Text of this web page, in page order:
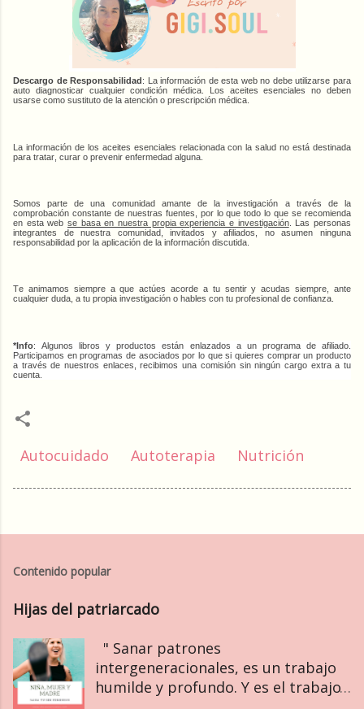
Descargo de Responsabilidad : La información de esta web no debe utilizarse para
auto diagnosticar cualquier condición médica. Los aceites esenciales no deben
usarse como sustituto de la atención o prescripción médica.
La información de los aceites esenciales relacionada con la salud no está destinada
para tratar, curar o prevenir enfermedad alguna.
Somos parte de una comunidad amante de la investigación a través de la
comprobación constante de nuestras fuentes, por lo que todo lo que se recomienda
en esta web se basa en nuestra propia experiencia e investigación. Las personas
integrantes de nuestra comunidad, invitados y afiliados, no asumen ninguna
responsabilidad por la aplicación de la información discutida.
Te animamos siempre a que actúes acorde a tu sentir y acudas siempre, ante
cualquier duda, a tu propia investigación o hables con tu profesional de confianza.
*Info: Algunos libros y productos están enlazados a un programa de afiliado.
Participamos en programas de asociados por lo que si quieres comprar un producto
a través de nuestros enlaces, recibimos una comisión sin ningún cargo extra a tu
cuenta.
Autocuidado Autoterapia Nutrición
Contenido popular
Hijas del patriarcado
" Sanar patrones
intergeneracionales, es un trabajo
humilde y profundo. Y es el trabajo